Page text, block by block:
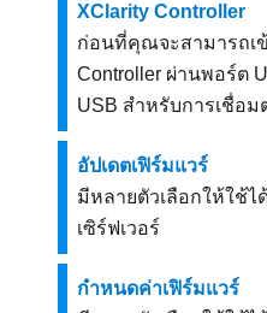
XClarity Controller
ก่อนที่คุณจะสามารถเ
Controller ผ่านพอร์ต
USB สำหรับการเชื่อม
อัปเดตเฟิร์มแวร์
มีหลายตัวเลือกให้ใช้ไ
เซิร์ฟเวอร์
กำหนดค่าเฟิร์มแวร์